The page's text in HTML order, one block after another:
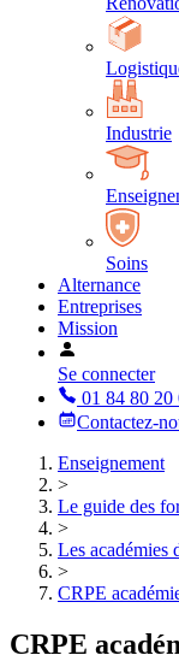
Industrie
Soins
Alternance
Entreprises
Mission
Se connecter
01 84 80 20
Contactez-
Enseignement
>
Le guide des
>
Les académies
>
CRPE
CRPE